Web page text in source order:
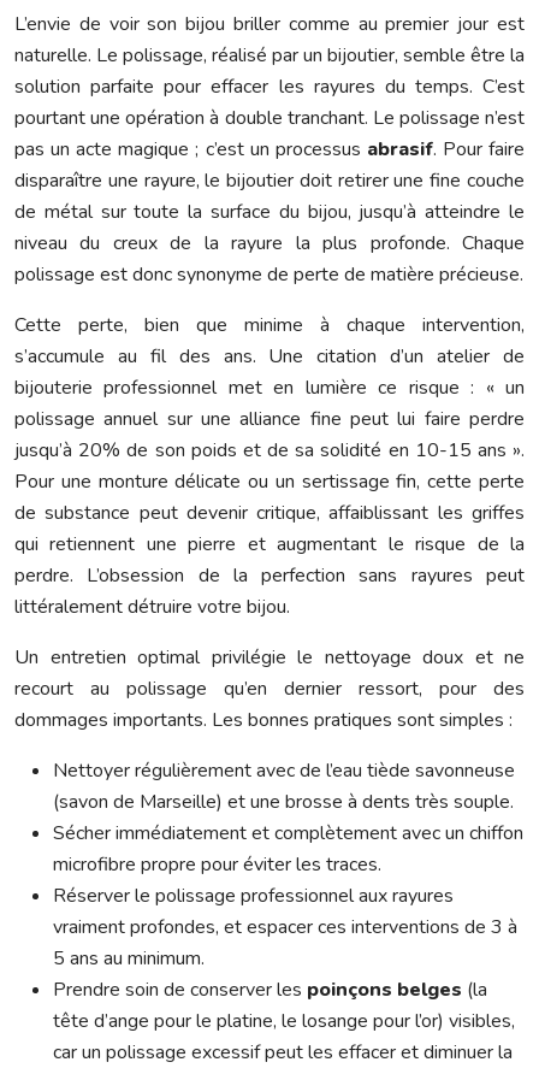
L’envie de voir son bijou briller comme au premier jour est
naturelle. Le polissage, réalisé par un bijoutier, semble être la
solution parfaite pour effacer les rayures du temps. C’est
pourtant une opération à double tranchant. Le polissage n’est
pas un acte magique ; c’est un processus abrasif. Pour faire
disparaître une rayure, le bijoutier doit retirer une fine couche
de métal sur toute la surface du bijou, jusqu’à atteindre le
niveau du creux de la rayure la plus profonde. Chaque
polissage est donc synonyme de perte de matière précieuse.
Cette perte, bien que minime à chaque intervention,
s’accumule au fil des ans. Une citation d’un atelier de
bijouterie professionnel met en lumière ce risque : « un
polissage annuel sur une alliance fine peut lui faire perdre
jusqu’à 20% de son poids et de sa solidité en 10-15 ans ».
Pour une monture délicate ou un sertissage fin, cette perte
de substance peut devenir critique, affaiblissant les griffes
qui retiennent une pierre et augmentant le risque de la
perdre. L’obsession de la perfection sans rayures peut
littéralement détruire votre bijou.
Un entretien optimal privilégie le nettoyage doux et ne
recourt au polissage qu’en dernier ressort, pour des
dommages importants. Les bonnes pratiques sont simples :
Nettoyer régulièrement avec de l’eau tiède savonneuse
(savon de Marseille) et une brosse à dents très souple.
Sécher immédiatement et complètement avec un chiffon
microfibre propre pour éviter les traces.
Réserver le polissage professionnel aux rayures
vraiment profondes, et espacer ces interventions de 3 à
5 ans au minimum.
Prendre soin de conserver les poinçons belges (la
tête d’ange pour le platine, le losange pour l’or) visibles,
car un polissage excessif peut les effacer et diminuer la